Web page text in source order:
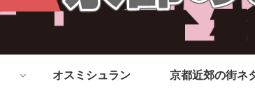
オスミシュラン 京都近郊の街ネ